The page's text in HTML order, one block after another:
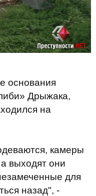
основания
Дрыжака,
на
камеры
выходят они
для
назад", -